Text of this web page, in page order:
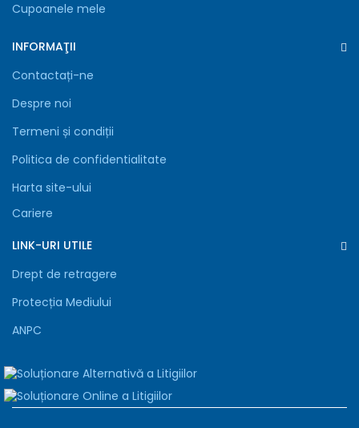
Cupoanele mele
INFORMAŢII
Contactați-ne
Despre noi
Termeni și condiții
Politica de confidentialitate
Harta site-ului
Cariere
LINK-URI UTILE
Drept de retragere
Protecția Mediului
ANPC